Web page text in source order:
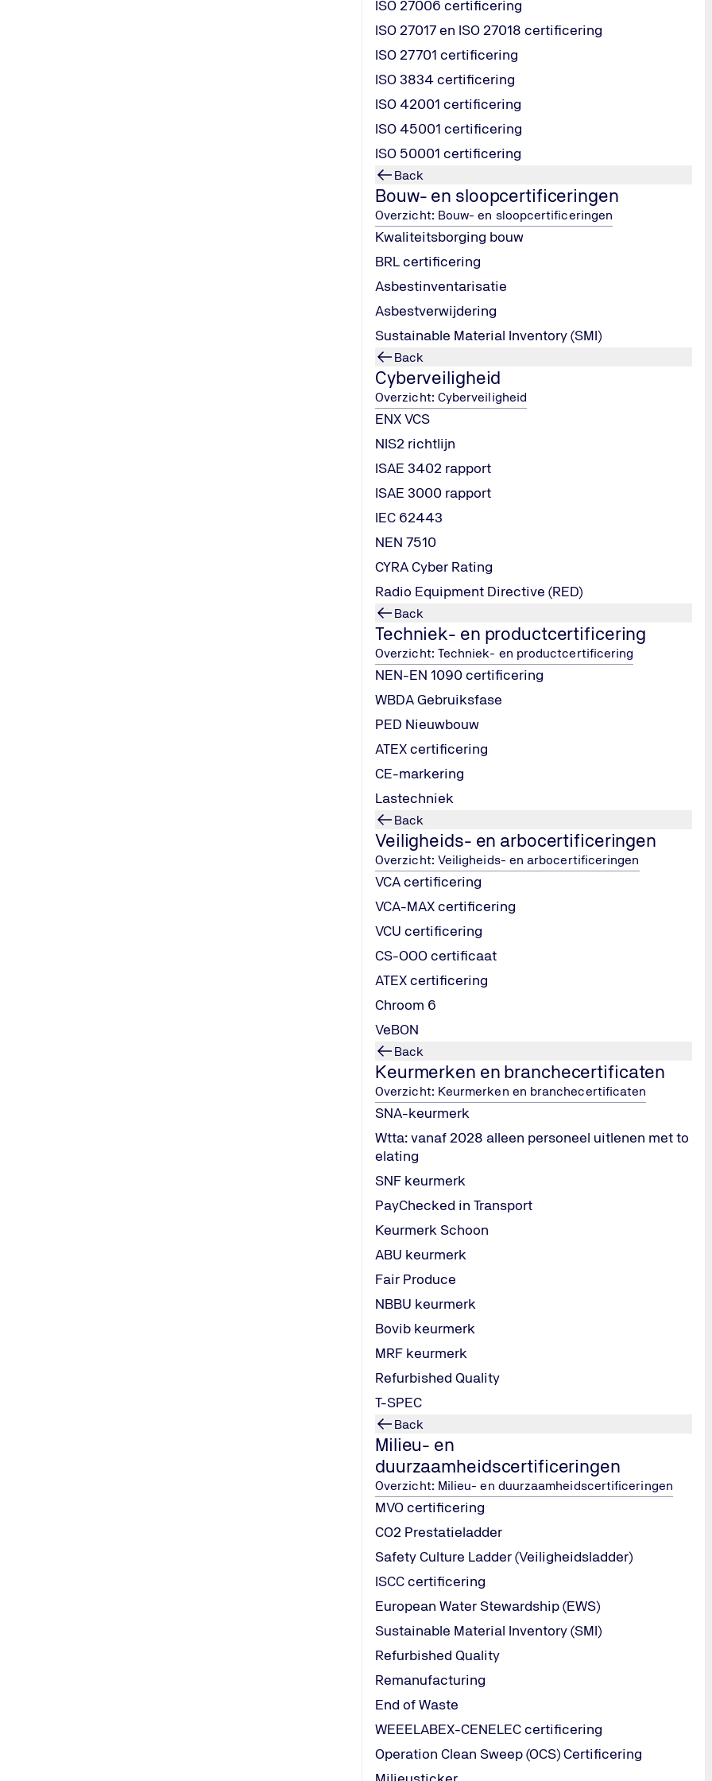
ISO 27006 certificering
ISO 27017 en ISO 27018 certificering
ISO 27701 certificering
ISO 3834 certificering
ISO 42001 certificering
ISO 45001 certificering
ISO 50001 certificering
Back
Bouw- en sloopcertificeringen
Overzicht: Bouw- en sloopcertificeringen
Kwaliteitsborging bouw
BRL certificering
Asbestinventarisatie
Asbestverwijdering
Sustainable Material Inventory (SMI)
Back
Cyberveiligheid
Overzicht: Cyberveiligheid
ENX VCS
NIS2 richtlijn
ISAE 3402 rapport
ISAE 3000 rapport
IEC 62443
NEN 7510
CYRA Cyber Rating
Radio Equipment Directive (RED)
Back
Techniek- en productcertificering
Overzicht: Techniek- en productcertificering
NEN-EN 1090 certificering
WBDA Gebruiksfase
PED Nieuwbouw
ATEX certificering
CE-markering
Lastechniek
Back
Veiligheids- en arbocertificeringen
Overzicht: Veiligheids- en arbocertificeringen
VCA certificering
VCA-MAX certificering
VCU certificering
CS-OOO certificaat
ATEX certificering
Chroom 6
VeBON
Back
Keurmerken en branchecertificaten
Overzicht: Keurmerken en branchecertificaten
SNA-keurmerk
Wtta: vanaf 2028 alleen personeel uitlenen met to
elating
SNF keurmerk
PayChecked in Transport
Keurmerk Schoon
ABU keurmerk
Fair Produce
NBBU keurmerk
Bovib keurmerk
MRF keurmerk
Refurbished Quality
T-SPEC
Back
Milieu- en
duurzaamheidscertificeringen
Overzicht: Milieu- en duurzaamheidscertificeringen
MVO certificering
CO2 Prestatieladder
Safety Culture Ladder (Veiligheidsladder)
ISCC certificering
European Water Stewardship (EWS)
Sustainable Material Inventory (SMI)
Refurbished Quality
Remanufacturing
End of Waste
WEEELABEX-CENELEC certificering
Operation Clean Sweep (OCS) Certificering
Het SNF-keurmerk is relevant voor alle organisaties die woonruimte aanbieden aan arbeidsmigranten in Nederland,
Agrarische bedrijven (zoals landbouw, veeteelt en vleesverwerking)
Particuliere verhuurders (met minimaal één locatie naast de eigen woning)
Goede huisvesting is al lang geen bijzaak meer. Steeds meer gemeenten en opdrachtgevers werken uitsluitend
loop je het risico uitgesloten te worden van samenwerkingen of vergunningstrajecten.
Daarnaast neemt de handhaving zichtbaar toe. Gemeenten controleren actiever en gebruiken het SNF-register
Dat SNF inmiddels breed is ingebed in de sector blijkt ook uit de omvang: er zijn bijna 20.000 geregistreerde locaties
normen regelmatig aangescherpt en ligt er steeds meer focus op kwaliteitsverbetering en transparantie.
Tijdens een SNF-inspectie kijken we naar de kernonderdelen die een locatie veilig, leefbaar en verantwoord maken.
Goede slaapvoorzieningen en duidelijke afspraken over privacy
In recente normupdates is extra aandacht voor kamerbezetting en slaapkamernormen (maximaal twee personen per
Schone, veilige en goed onderhouden sanitaire voorzieningen
SNF kijkt ook nadrukkelijk naar administratieve randvoorwaarden, waaronder aspecten van goed werkgeverschap,
Een SNF-keurmerk is geen statisch certificaat. Het laat zien dat je
verantwoordelijkheid neemt voor veilige en fatsoenlijke huisvesting.
Bij inspecties kom ik regelmatig dezelfde knelpunten tegen. Niet door onwil, maar door onduidelijkheid of
Mijn belangrijkste advies: zie SNF niet als een inspectiemoment, maar als een doorlopende
Om veelvoorkomende valkuilen te voorkomen, werken wij bij TÜV NORD Nederland met een vast en overzichtelijk
SNF-
Duidelijke informatievoorziening en mogelijkheden om klachten te melden